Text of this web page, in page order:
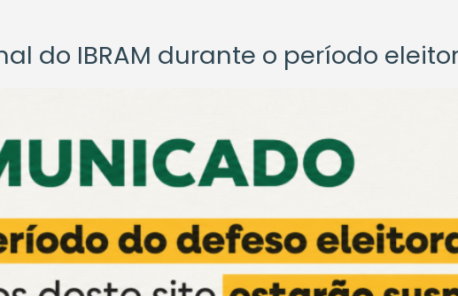
do IBRAM durante o período